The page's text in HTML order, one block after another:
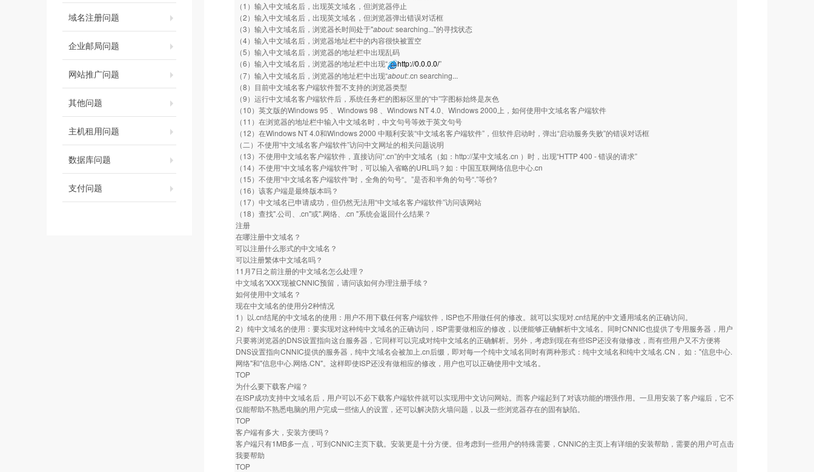
域名注册问题
企业邮局问题
网站推广问题
其他问题
主机租用问题
数据库问题
支付问题
（1）输入中文域名后，出现英文域名，但浏览器停止
（2）输入中文域名后，出现英文域名，但浏览器弹出错误对话框
（3）输入中文域名后，浏览器长时间处于"about:searching..."的寻找状态
（4）输入中文域名后，浏览器地址栏中的内容很快被置空
（5）输入中文域名后，浏览器的地址栏中出现乱码
（6）输入中文域名后，浏览器的地址栏中出现“
http://0.0.0.0/”
（7）输入中文域名后，浏览器的地址栏中出现“about:.cn searching...
（8）目前中文域名客户端软件暂不支持的浏览器类型
（9）运行中文域名客户端软件后，系统任务栏的图标区里的“中”字图标始终是灰色
（10）英文版的Windows 95 、Windows 98 、Windows NT 4.0、Windows 2000上，如何使用中文域名客户端软件
（11）在浏览器的地址栏中输入中文域名时，中文句号等效于英文句号
（12）在Windows NT 4.0和Windows 2000 中顺利安装“中文域名客户端软件”，但软件启动时，弹出“启动服务失败”的错误对话框
（二）不使用“中文域名客户端软件”访问中文网址的相关问题说明
（13）不使用中文域名客户端软件，直接访问“.cn”的中文域名（如：http://某中文域名.cn ）时，出现“HTTP 400 - 错误的请求”
（14）不使用“中文域名客户端软件”时，可以输入省略的URL吗？如：中国互联网络信息中心.cn
（15）不使用“中文域名客户端软件”时，全角的句号“。”是否和半角的句号“.”等价?
（16）该客户端是最终版本吗？
（17）中文域名已申请成功，但仍然无法用“中文域名客户端软件”访问该网站
（18）查找".公司、.cn"或".网络、.cn "系统会返回什么结果？
注册
在哪注册中文域名？
可以注册什么形式的中文域名？
可以注册繁体中文域名吗？
11月7日之前注册的中文域名怎么处理？
中文域名'XXX'现被CNNIC预留，请问该如何办理注册手续？
如何使用中文域名？
现在中文域名的使用分2种情况
1）以.cn结尾的中文域名的使用：用户不用下载任何客户端软件，ISP也不用做任何的修改。就可以实现对.cn结尾的中文通用域名的正确访问。
2）纯中文域名的使用：要实现对这种纯中文域名的正确访问，ISP需要做相应的修改，以便能够正确解析中文域名。同时CNNIC也提供了专用服务器，用户
只要将浏览器的DNS设置指向这台服务器，它同样可以完成对纯中文域名的正确解析。另外，考虑到现在有些ISP还没有做修改，而有些用户又不方便将
DNS设置指向CNNIC提供的服务器，纯中文域名会被加上.cn后缀，即对每一个纯中文域名同时有两种形式：纯中文域名和纯中文域名.CN， 如："信息中心.
网络"和"信息中心.网络.CN"。这样即使ISP还没有做相应的修改，用户也可以正确使用中文域名。
TOP
为什么要下载客户端？
在ISP成功支持中文域名后，用户可以不必下载客户端软件就可以实现用中文访问网站。而客户端起到了对该功能的增强作用。一旦用安装了客户端后，它不
仅能帮助不熟悉电脑的用户完成一些恼人的设置，还可以解决防火墙问题，以及一些浏览器存在的固有缺陷。
TOP
客户端有多大，安装方便吗？
客户端只有1MB多一点，可到CNNIC主页下载。安装更是十分方便。但考虑到一些用户的特殊需要，CNNIC的主页上有详细的安装帮助，需要的用户可点击
我要帮助
TOP